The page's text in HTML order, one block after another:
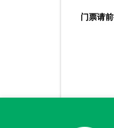
是一个令
门票请